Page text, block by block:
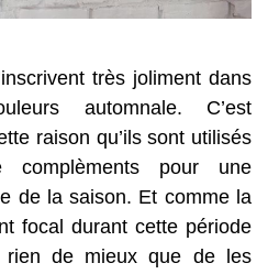
très joliment dans
automnale. C’est
raison qu’ils sont utilisés
complèments pour une
de la saison. Et comme la
focal durant cette période
rien de mieux que de les